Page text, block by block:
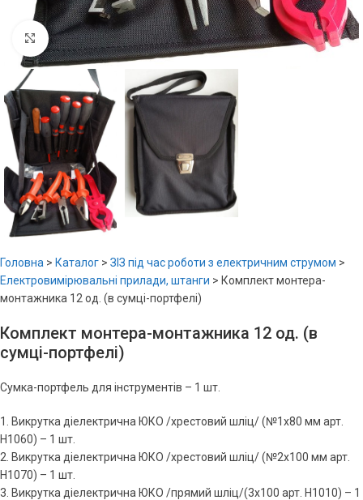
Увеличить
Головна > Каталог > ЗІЗ під час роботи з електричним струмом >
Електровимірювальні прилади, штанги > Комплект монтера-
монтажника 12 од. (в сумці-портфелі)
Комплект монтера-монтажника 12 од. (в
сумці-портфелі)
Сумка-портфель для інструментів – 1 шт.
1. Викрутка діелектрична ЮКО /хрестовий шліц/ (№1х80 мм арт.
H1060) – 1 шт.
2. Викрутка діелектрична ЮКО /хрестовий шліц/ (№2х100 мм арт.
H1070) – 1 шт.
3. Викрутка діелектрична ЮКО /прямий шліц/(3х100 арт. H1010) – 1